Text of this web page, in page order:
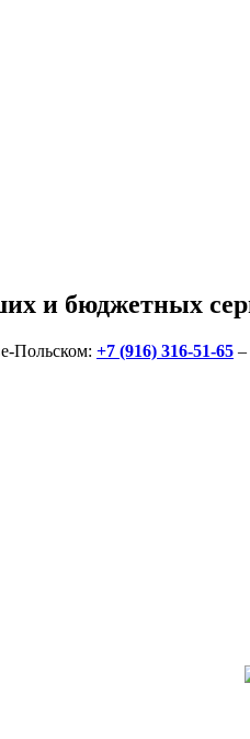
и бюджетных
Польском: +7 (916) 316-51-65 –